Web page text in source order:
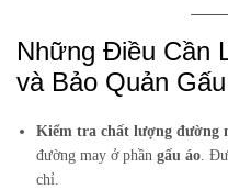
Những Điều Cần
và Bảo Quản
Kiểm tra chất lượng đường
đường may ở phầngấu áo.
chỉ.